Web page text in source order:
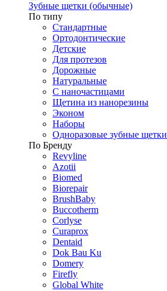
Зубные щетки (обычные)
По типу
Стандартные
Ортодонтические
Детские
Для протезов
Дорожные
Натуральные
С наночастицами
Щетина из нанорезины
Эконом
Наборы
Одноразовые зубные щетки
По Бренду
Revyline
Azotii
Biomed
Biorepair
BrushBaby
Buccotherm
Corlyse
Curaprox
Dentaid
Dok Bau Ku
Domery
Firefly
Global White